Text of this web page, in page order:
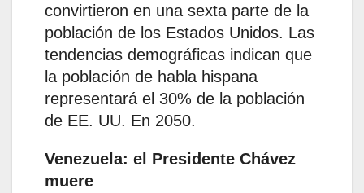
convirtieron en una sexta parte de la
población de los Estados Unidos. Las
tendencias demográficas indican que
la población de habla hispana
representará el 30% de la población
de EE. UU. En 2050.
Venezuela: el Presidente Chávez
muere